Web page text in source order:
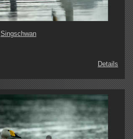
Singschwan
Details